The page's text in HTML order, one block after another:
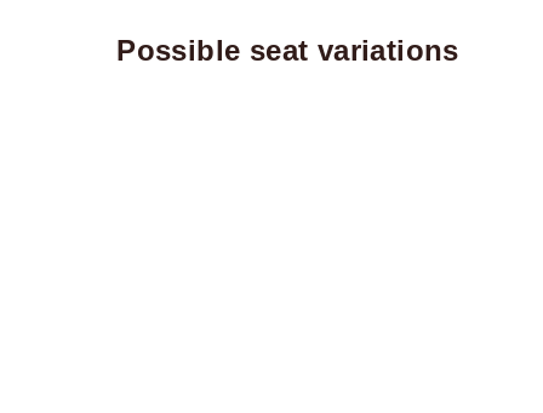
Possible seat variations